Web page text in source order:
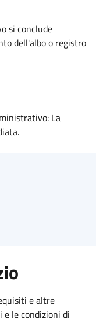
si conclude
dell'albo o registro
La
e altre
le condizioni di